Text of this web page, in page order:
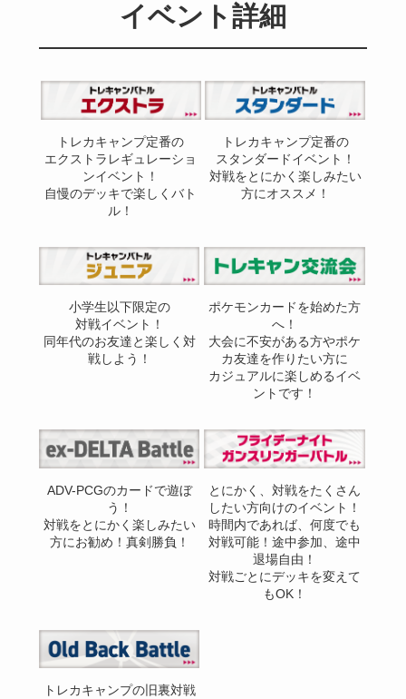
イベント詳細
トレカキャンプ定番の
エクストラレギュレーショ
ンイベント！
自慢のデッキで楽しくバト
ル！
トレカキャンプ定番の
スタンダードイベント！
対戦をとにかく楽しみたい
方にオススメ！
小学生以下限定の
対戦イベント！
同年代のお友達と楽しく対
戦しよう！
ポケモンカードを始めた方
へ！
大会に不安がある方やポケ
カ友達を作りたい方に
カジュアルに楽しめるイベ
ントです！
ADV-PCGのカードで遊ぼ
う！
対戦をとにかく楽しみたい
方にお勧め！真剣勝負！
とにかく、対戦をたくさん
したい方向けのイベント！
時間内であれば、何度でも
対戦可能！途中参加、途中
退場自由！
対戦ごとにデッキを変えて
もOK！
トレカキャンプの旧裏対戦